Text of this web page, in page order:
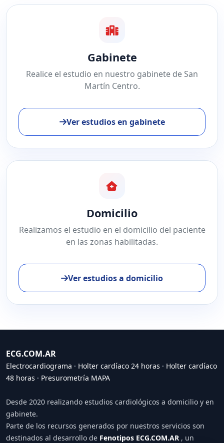
Gabinete
Realice el estudio en nuestro gabinete de San
Martín Centro.
Ver estudios en gabinete
Domicilio
Realizamos el estudio en el domicilio del paciente
en las zonas habilitadas.
Ver estudios a domicilio
ECG.COM.AR
Electrocardiograma · Holter cardíaco 24 horas · Holter cardíaco
48 horas · Presurometría MAPA
Desde 2020 realizando estudios cardiológicos a domicilio y en
gabinete.
Parte de los recursos generados por nuestros servicios son
destinados al desarrollo de Fenotipos ECG.COM.AR , un